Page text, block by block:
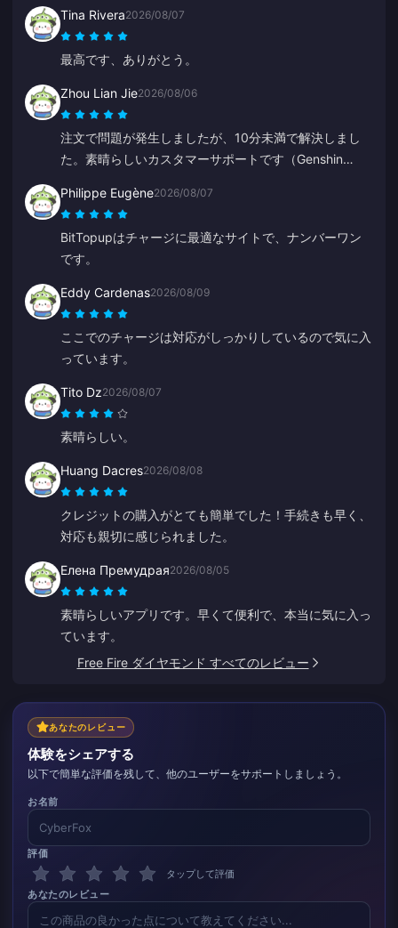
Tina Rivera2026/08/07
最高です、ありがとう。
Zhou Lian Jie2026/08/06
注文で問題が発生しましたが、10分未満で解決しまし
た。素晴らしいカスタマーサポートです（Genshin
Philippe Eugène2026/08/07
BitTopupはチャージに最適なサイトで、ナンバーワン
です。
Eddy Cardenas2026/08/09
ここでのチャージは対応がしっかりしているので気に入
っています。
Tito Dz2026/08/07
素晴らしい。
Huang Dacres2026/08/08
クレジットの購入がとても簡単でした！手続きも早く、
対応も親切に感じられました。
Елена Премудрая2026/08/05
素晴らしいアプリです。早くて便利で、本当に気に入っ
ています。
Free Fire ダイヤモンド すべてのレビュー
あなたのレビュー
体験をシェアする
以下で簡単な評価を残して、他のユーザーをサポートしましょう。
お名前
評価
タップして評価
あなたのレビュー